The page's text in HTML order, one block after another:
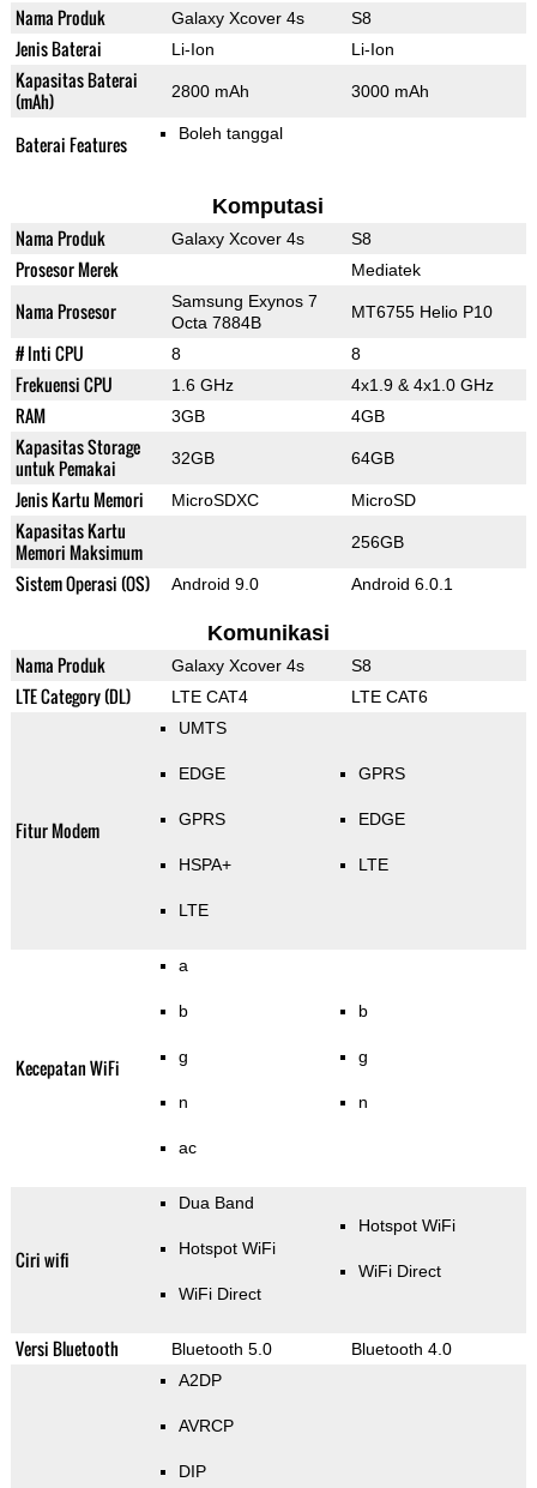
Nama Produk Galaxy Xcover 4s S8
Jenis Baterai Li-Ion Li-Ion
Kapasitas Baterai
(mAh)
2800 mAh 3000 mAh
Baterai Features Boleh tanggal
Komputasi
Nama Produk Galaxy Xcover 4s S8
Prosesor Merek Mediatek
Nama Prosesor
Samsung Exynos 7
Octa 7884B
MT6755 Helio P10
# Inti CPU 8 8
Frekuensi CPU 1.6 GHz 4x1.9 & 4x1.0 GHz
RAM 3GB 4GB
Kapasitas Storage
untuk Pemakai
32GB 64GB
Jenis Kartu Memori MicroSDXC MicroSD
Kapasitas Kartu
Memori Maksimum
256GB
Sistem Operasi (OS) Android 9.0 Android 6.0.1
Komunikasi
Nama Produk Galaxy Xcover 4s S8
LTE Category (DL) LTE CAT4 LTE CAT6
Fitur Modem
UMTS
EDGE
GPRS
HSPA+
LTE
GPRS
EDGE
LTE
Kecepatan WiFi
a
b
g
n
ac
b
g
n
Ciri wifi
Dua Band
Hotspot WiFi
WiFi Direct
Hotspot WiFi
WiFi Direct
Versi Bluetooth Bluetooth 5.0 Bluetooth 4.0
A2DP
AVRCP
DIP